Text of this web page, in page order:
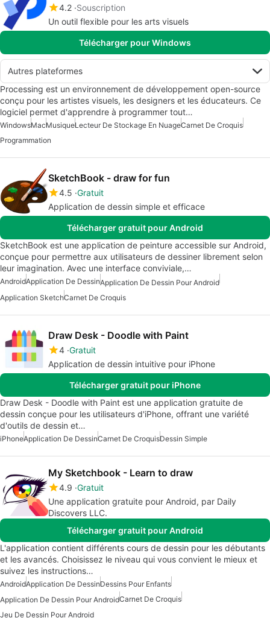
4.2 Souscription
Un outil flexible pour les arts visuels
Télécharger pour Windows
Autres plateformes
Processing est un environnement de développement open-source
conçu pour les artistes visuels, les designers et les éducateurs. Ce
logiciel permet d'apprendre à programmer tout…
WindowsMacMusiqueLecteur De Stockage En NuageCarnet De Croquis
Programmation
SketchBook - draw for fun
4.5 Gratuit
Application de dessin simple et efficace
Télécharger gratuit pour Android
SketchBook est une application de peinture accessible sur Android,
conçue pour permettre aux utilisateurs de dessiner librement selon
leur imagination. Avec une interface conviviale,…
AndroidApplication De DessinApplication De Dessin Pour Android
Application SketchCarnet De Croquis
Draw Desk - Doodle with Paint
4 Gratuit
Application de dessin intuitive pour iPhone
Télécharger gratuit pour iPhone
Draw Desk - Doodle with Paint est une application gratuite de
dessin conçue pour les utilisateurs d'iPhone, offrant une variété
d'outils de dessin et…
iPhoneApplication De DessinCarnet De CroquisDessin Simple
My Sketchbook - Learn to draw
4.9 Gratuit
Une application gratuite pour Android, par Daily
Discovers LLC.
Télécharger gratuit pour Android
L'application contient différents cours de dessin pour les débutants
et les avancés. Choisissez le niveau qui vous convient le mieux et
suivez les instructions…
AndroidApplication De DessinDessins Pour Enfants
Application De Dessin Pour AndroidCarnet De Croquis
Jeu De Dessin Pour Android